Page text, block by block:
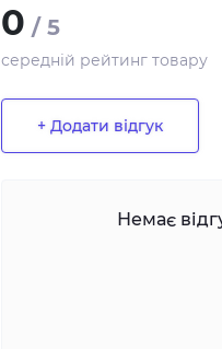
0 / 5
середній рейтинг товару
+ Додати відгук
Немає